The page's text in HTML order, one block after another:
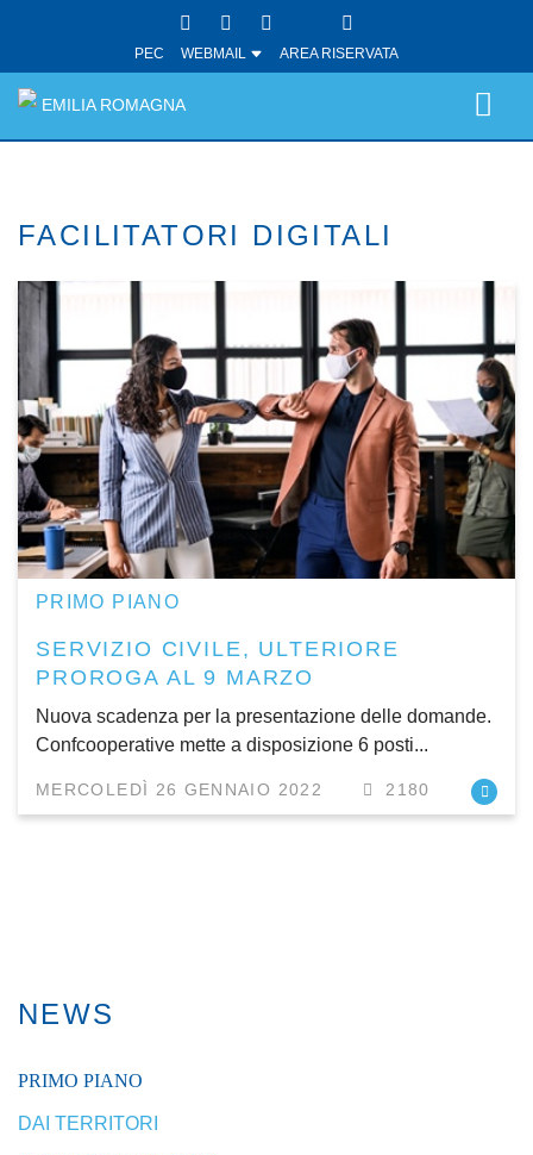
PEC WEBMAIL AREA RISERVATA
EMILIA ROMAGNA
FACILITATORI DIGITALI
PRIMO PIANO
SERVIZIO CIVILE, ULTERIORE
PROROGA AL 9 MARZO
Nuova scadenza per la presentazione delle domande.
Confcooperative mette a disposizione 6 posti...
MERCOLEDÌ 26 GENNAIO 2022 2180
NEWS
PRIMO PIANO
DAI TERRITORI